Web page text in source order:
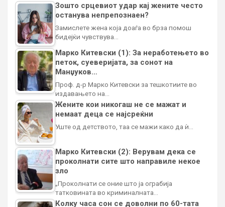
Зошто срцевиот удар кај жените често
останува непрепознаен?
Замислете жена која доаѓа во брза помош
бидејќи чувствува…
Марко Китевски (1): За неработењето во
петок, суеверијата, за сонот на
Манџуков…
Проф. д-р Марко Китевски за тешкотиите во
издавањето на…
Жените кои никогаш не се мажат и
немаат деца се најсреќни
Уште од детството, таа се мажи како да ѝ…
Марко Китевски (2): Верувам дека се
проколнати сите што направиле некое
зло
„Проколнати се оние што ја ограбија
татковината во криминалната…
Колку часа сон се доволни по 60-тата